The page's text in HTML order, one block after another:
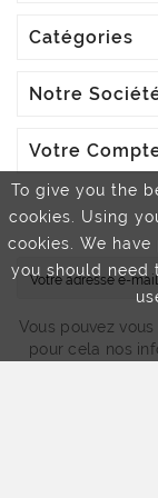
To give you the
cookies. Using
cookies. We
you should need
Catégories
Notre
Votre
Vous pouvez
pour cela nos